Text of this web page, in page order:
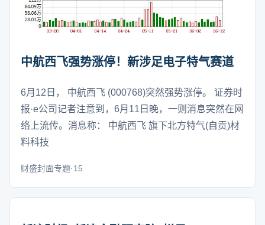
中航西飞强势涨停！新涉足电子特气赛道
6月12日， 中航西飞 (000768)突然强势涨停。 证券时
报·e公司记者注意到，6月11日晚，一则消息突然在网
络上流传。消息称： 中航西飞 旗下北方特气(自贡)材
料科技
财盛封面专题·15